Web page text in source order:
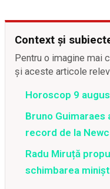
Context și
Pentru o imagine mai
și aceste articole
Horoscop 9
Bruno
record de la
Radu Miruță
schimbarea